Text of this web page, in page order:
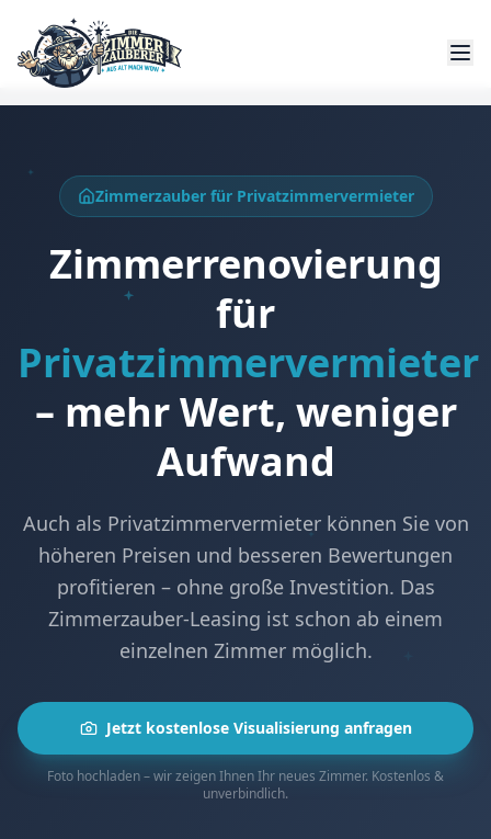
Zimmerzauber für Privatzimmervermieter
Zimmerrenovierung
für
Privatzimmervermieter
– mehr Wert, weniger
Aufwand
Auch als Privatzimmervermieter können Sie von
höheren Preisen und besseren Bewertungen
profitieren – ohne große Investition. Das
Zimmerzauber-Leasing ist schon ab einem
einzelnen Zimmer möglich.
Jetzt kostenlose Visualisierung anfragen
Foto hochladen – wir zeigen Ihnen Ihr neues Zimmer. Kostenlos &
unverbindlich.